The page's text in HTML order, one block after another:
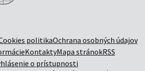
politikaOchrana osobných údajov
KontaktyMapa stránokRSS
o prístupnosti